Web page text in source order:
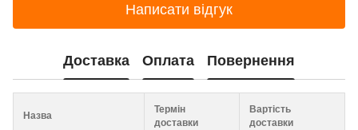
Написати відгук
Доставка Оплата Повернення
Назва
Термін
доставки
Вартість
доставки